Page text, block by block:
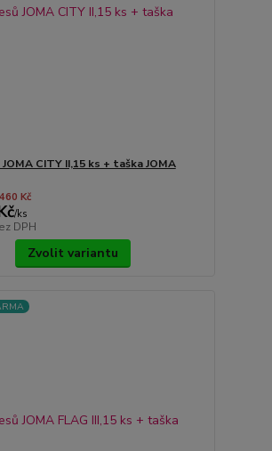
CITY II,15 ks + taška JOMA
Kč
/ks
DPH
Zvolit variantu